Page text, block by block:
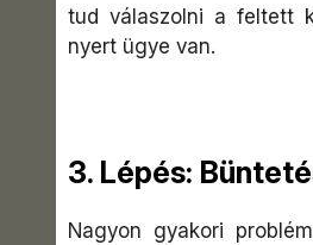
tud válaszolni a feltett
nyert ügye van.
3. Lépés:
Nagyon gyakori